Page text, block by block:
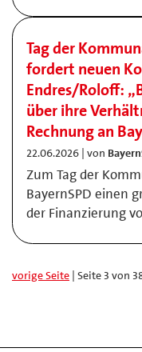
Tag der
fordert neuen
Endres/Roloff:
über ihre
Rechnung an
22.06.2026 | von
Zum Tag der
BayernSPD einen
der Finanzierung
vorige Seite | Seite 3 von